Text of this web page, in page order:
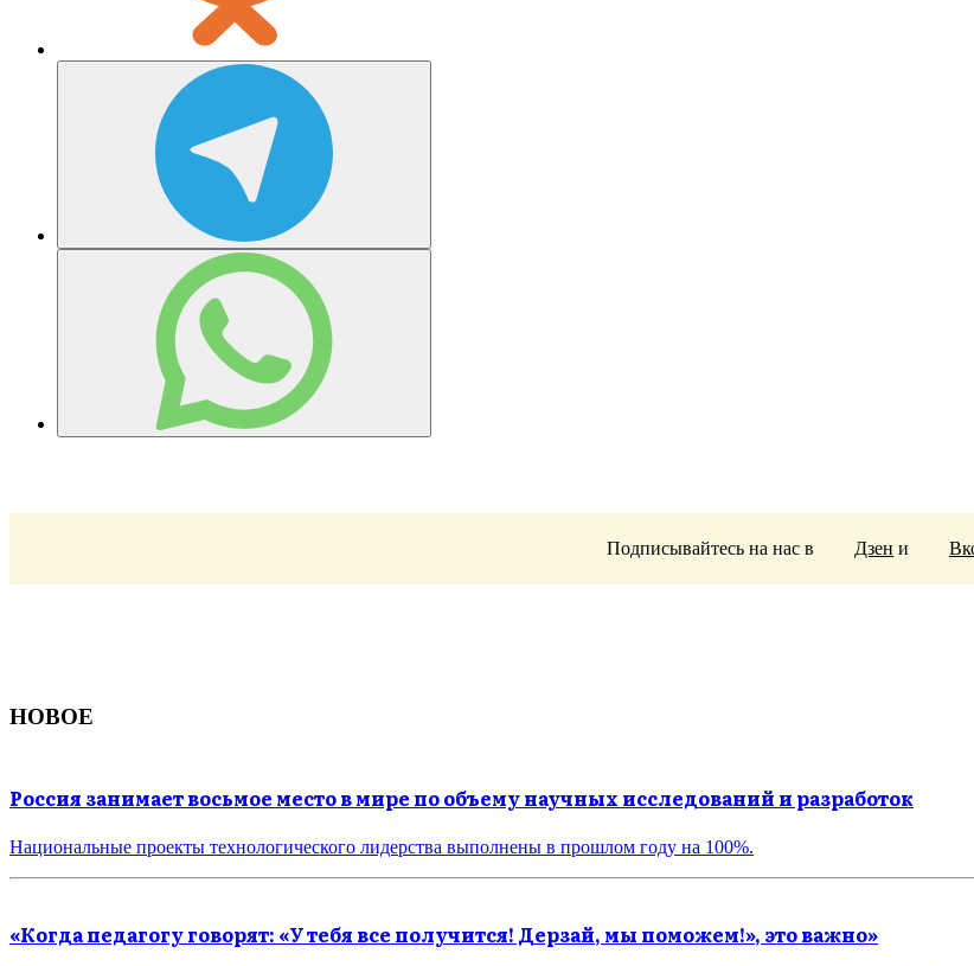
Подписывайтесь на нас в Дзен и
НОВОЕ
Россия занимает восьмое место в мире по объему научных исследований и разработок
Национальные проекты технологического лидерства выполнены в прошлом году на 100%.
«Когда педагогу говорят: «У тебя все получится! Дерзай, мы поможем!», это важно»